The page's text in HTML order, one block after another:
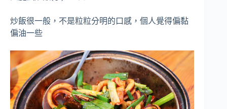
炒飯很一般，不是粒粒分明的口感，個人覺得偏黏
偏油一些